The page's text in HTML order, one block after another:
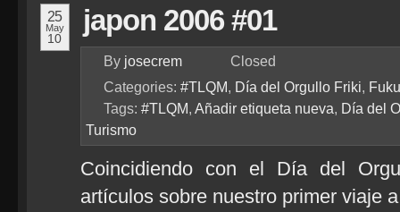
25
May
10
japon 2006 #01
By josecrem
Closed
Categories: #TLQM, Día del Orgullo Friki,
Tags: #TLQM, Añadir etiqueta nueva, Día del
Turismo
Coincidiendo con el Día del
artículos sobre nuestro primer viaje